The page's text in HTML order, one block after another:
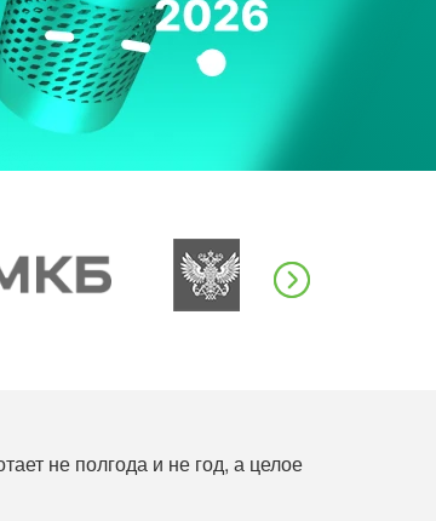
не полгода и не год, а целое